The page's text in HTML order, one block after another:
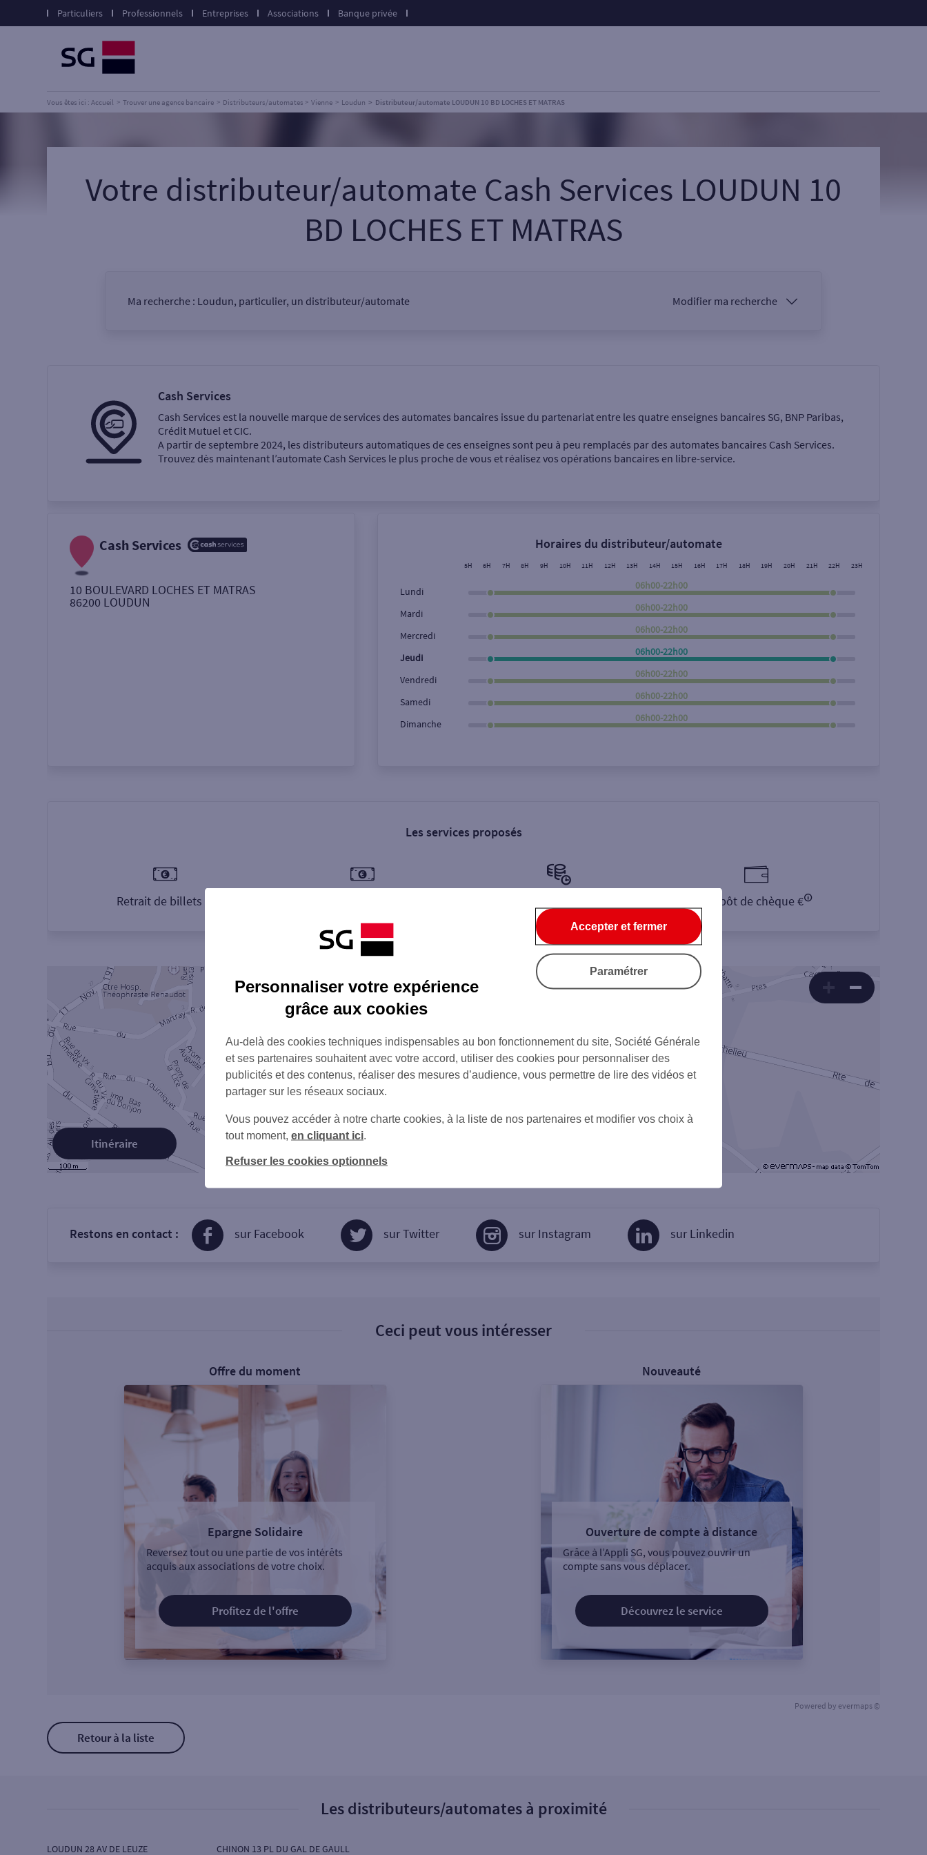
Particuliers Professionnels Entreprises Associations Banque privée
Vous êtes ici : Accueil Trouver une agence bancaire Distributeurs/automates Vienne Loudun Distributeur/automate LOUDUN 10 BD LOCHES ET MATRAS
Votre distributeur/automate Cash Services LOUDUN 10
BD LOCHES ET MATRAS
Ma recherche : Loudun, particulier, un distributeur/automate Modifier ma recherche
Ma recherche
Retrait de billets €
Retrait de monnaie €
Rue Rechercher
Cash Services
Cash Services est la nouvelle marque de services des automates bancaires issue du partenariat entre les quatre enseignes bancaires SG, BNP Paribas,
Crédit Mutuel et CIC.
A partir de septembre 2024, les distributeurs automatiques de ces enseignes sont peu à peu remplacés par des automates bancaires Cash Services.
Trouvez dès maintenant l’automate Cash Services le plus proche de vous et réalisez vos opérations bancaires en libre-service.
Cash Services
10 BOULEVARD LOCHES ET MATRAS
86200 LOUDUN
Horaires du distributeur/automate
5H 6H 7H 8H 9H 10H 11H 12H 13H 14H 15H 16H 17H 18H 19H 20H 21H 22H 23H
Lundi
06h00-22h00
Mardi
06h00-22h00
Mercredi
06h00-22h00
Jeudi
06h00-22h00
Vendredi
06h00-22h00
Samedi
06h00-22h00
Dimanche
06h00-22h00
Les services proposés
Retrait de billets € Dépôt de chèque €
Itinéraire
Restons en contact : sur Facebook sur Twitter sur Instagram sur Linkedin
Ceci peut vous intéresser
Offre du moment
Epargne Solidaire
Reversez tout ou une partie de vos intérêts
acquis aux associations de votre choix.
Profitez de l'offre
Nouveauté
Ouverture de compte à distance
Grâce à l’Appli SG, vous pouvez ouvrir un
compte sans vous déplacer.
Découvrez le service
Powered by evermaps ©
Retour à la liste
Les distributeurs/automates à proximité
LOUDUN 28 AV DE LEUZE CHINON 13 PL DU GAL DE GAULL
Personnaliser votre expérience
grâce aux cookies
Au-delà des cookies techniques indispensables au bon fonctionnement du site, Société Générale
et ses partenaires souhaitent avec votre accord, utiliser des cookies pour personnaliser des
publicités et des contenus, réaliser des mesures d’audience, vous permettre de lire des vidéos et
partager sur les réseaux sociaux.
Vous pouvez accéder à notre charte cookies, à la liste de nos partenaires et modifier vos choix à
tout moment, en cliquant ici
Refuser les cookies optionnels
Accepter et fermer
Paramétrer